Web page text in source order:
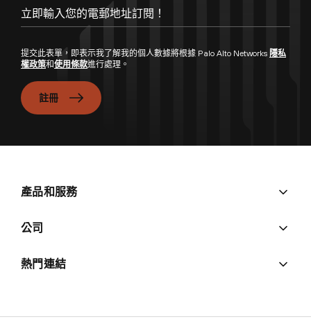
提交此表單，即表示我了解我的個人數據將根據 Palo Alto Networks 隱私
權政策和使用條款進行處理。
註冊
產品和服務
公司
熱門連結